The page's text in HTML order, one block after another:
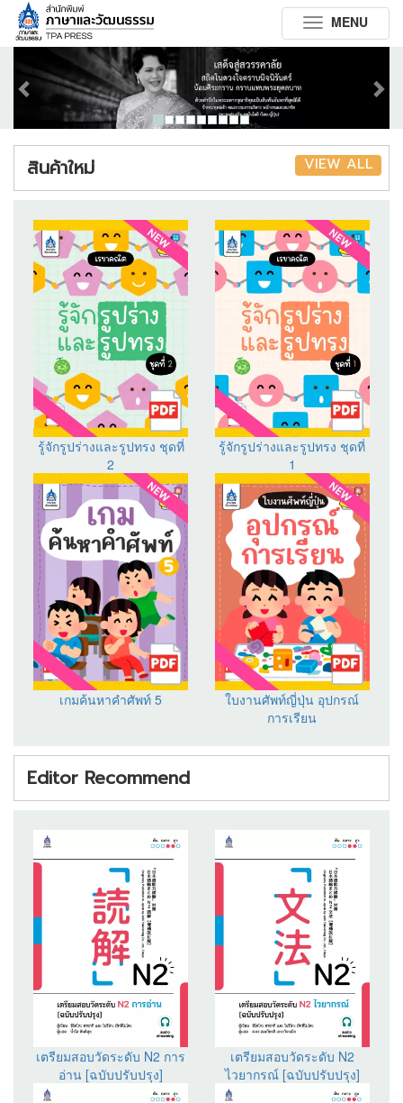
Toggle
navigation
MENU
Previous
สินค้าใหม่ VIEW ALL
รู้จักรูปร่างและรูปทรง ชุดที่
2
รู้จักรูปร่างและรูปทรง ชุดที่
1
เกมค้นหาคำศัพท์ 5
ใบงานศัพท์ญี่ปุ่น อุปกรณ์
การเรียน
Editor Recommend
เตรียมสอบวัดระดับ N2 การ
อ่าน [ฉบับปรับปรุง]
เตรียมสอบวัดระดับ N2
ไวยากรณ์ [ฉบับปรับปรุง]